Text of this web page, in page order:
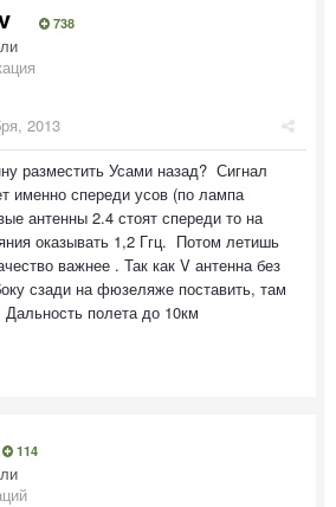
738
2013
разместить Усами назад? Сигнал
именно спереди усов (по лампа
антенны 2.4 стоят спереди то на
оказывать 1,2 Ггц. Потом летишь
важнее . Так как V антенна без
сзади на фюзеляже поставить, там
Дальность полета до 10км
114